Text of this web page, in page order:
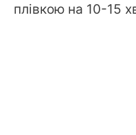
плівкою на 10-15